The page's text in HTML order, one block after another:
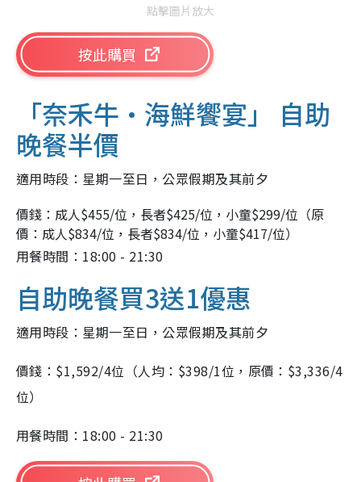
點擊圖片放大
按此購買
「奈禾牛·海鮮饗宴」 自助
晚餐半價
適用時段：星期一至日，公眾假期及其前夕
價錢：成人$455/位，長者$425/位，小童$299/位（原
價：成人$834/位，長者$834/位，小童$417/位）
用餐時間：18:00 - 21:30
自助晚餐買3送1優惠
適用時段：星期一至日，公眾假期及其前夕
價錢：$1,592/4位（人均：$398/1位，原價：$3,336/4
位）
用餐時間：18:00 - 21:30